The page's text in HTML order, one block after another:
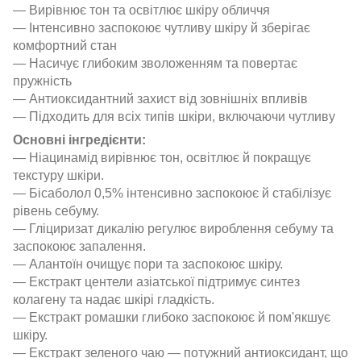
— Вирівнює тон та освітлює шкіру обличчя
— Інтенсивно заспокоює чутливу шкіру й зберігає
комфортний стан
— Насичує глибоким зволоженням та повертає
пружність
— Антиоксидантний захист від зовнішніх впливів
— Підходить для всіх типів шкіри, включаючи чутливу
Основні інгредієнти:
— Ніацинамід вирівнює тон, освітлює й покращує
текстуру шкіри.
— Бісаболол 0,5% інтенсивно заспокоює й стабілізує
рівень себуму.
— Гліциризат дикалію регулює вироблення себуму та
заспокоює запалення.
— Алантоїн очищує пори та заспокоює шкіру.
— Екстракт центели азіатської підтримує синтез
колагену та надає шкірі гладкість.
— Екстракт ромашки глибоко заспокоює й пом'якшує
шкіру.
— Екстракт зеленого чаю — потужний антиоксидант, що